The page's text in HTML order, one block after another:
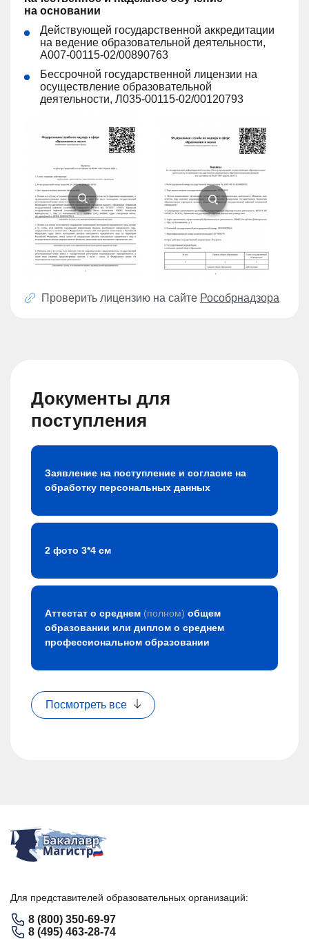
на основании
Действующей государственной аккредитации
на ведение образовательной деятельности,
А007-00115-02/00890763
Бессрочной государственной лицензии на
осуществление образовательной
деятельности, Л035-00115-02/00120793
Проверить лицензию на сайте Рособрнадзора
Документы для
поступления
Заявление на поступление и согласие на
обработку персональных данных
2 фото 3*4 см
Аттестат о среднем (полном) общем
образовании или диплом о среднем
профессиональном образовании
Посмотреть все
Для представителей образовательных организаций:
8 (800) 350-69-97
8 (495) 463-28-74